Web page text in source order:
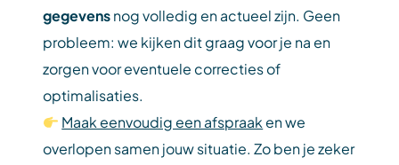
gegevensnog volledig en actueel zijn. Geen
probleem: we kijken dit graag voor je na en
zorgen voor eventuele correcties of
optimalisaties.
Maak eenvoudig een afspraaken we
overlopen samen jouw situatie. Zo ben je zeker